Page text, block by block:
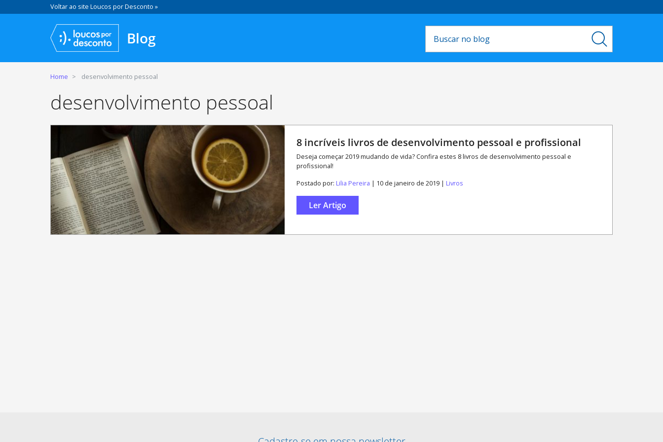
Voltar ao site Loucos por Desconto »
Blog
Home desenvolvimento pessoal
desenvolvimento pessoal
8 incríveis livros de desenvolvimento pessoal e profissional
Deseja começar 2019 mudando de vida? Confira estes 8 livros de desenvolvimento pessoal e
profissional!
Postado por: Lilia Pereira | 10 de janeiro de 2019 | Livros
Ler Artigo